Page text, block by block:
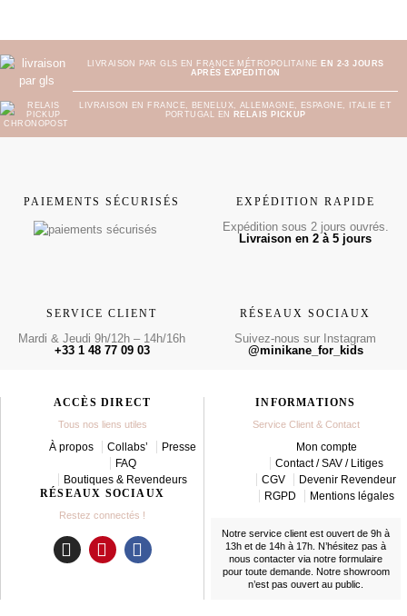
LIVRAISON PAR GLS EN FRANCE MÉTROPOLITAINE EN 2-3 JOURS
APRÈS EXPÉDITION
LIVRAISON EN FRANCE, BENELUX, ALLEMAGNE, ESPAGNE, ITALIE ET
PORTUGAL EN
RELAIS PICKUP
PAIEMENTS SÉCURISÉS EXPÉDITION RAPIDE
Expédition sous 2 jours ouvrés.
Livraison en 2 à 5 jours
SERVICE CLIENT
Mardi & Jeudi 9h/12h – 14h/16h
+33 1 48 77 09 03
RÉSEAUX SOCIAUX
Suivez-nous sur Instagram
@minikane_for_kids
ACCÈS DIRECT
Tous nos liens utiles
À propos Collabs’
Presse
FAQ
Boutiques & Revendeurs
RÉSEAUX SOCIAUX
Restez connectés !
I
P
F
INFORMATIONS
Service Client & Contact
Mon compte
Contact / SAV / Litiges
CGV
Devenir Revendeur
RGPD
Mentions légales
Notre service client est ouvert de 9h à
13h et de 14h à 17h. N’hésitez pas à
nous contacter via notre formulaire
pour toute demande. Notre showroom
n’est pas ouvert au public.